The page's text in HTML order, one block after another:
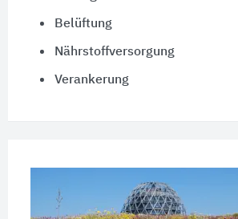
Belüftung
Nährstoffversorgung
Verankerung